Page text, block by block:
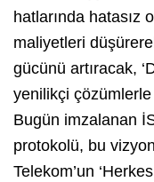
hatlarında hatasız
maliyetleri
gücünü artıracak,
yenilikçi
Bugün imzalanan
protokolü, bu
Telekom’un